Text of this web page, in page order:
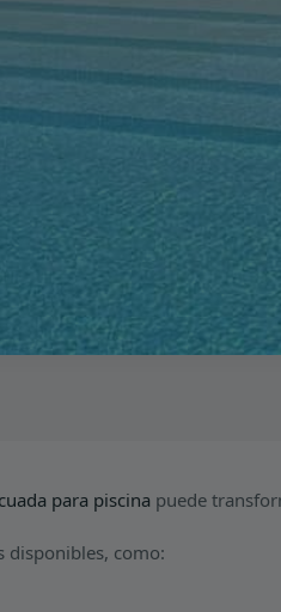
para piscina puede
disponibles, como: